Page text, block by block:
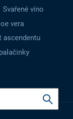
Svařené víno
vera
ascendentu